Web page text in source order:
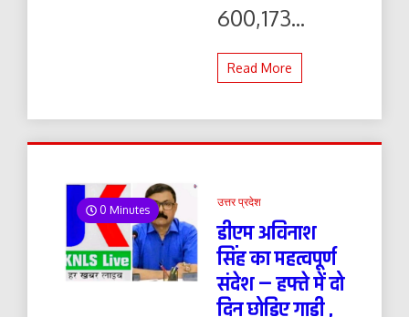
600,173...
Read More
0 Minutes
उत्तर प्रदेश
डीएम अविनाश
सिंह का महत्वपूर्ण
संदेश — हफ्ते में दो
दिन छोड़िए गाड़ी ,